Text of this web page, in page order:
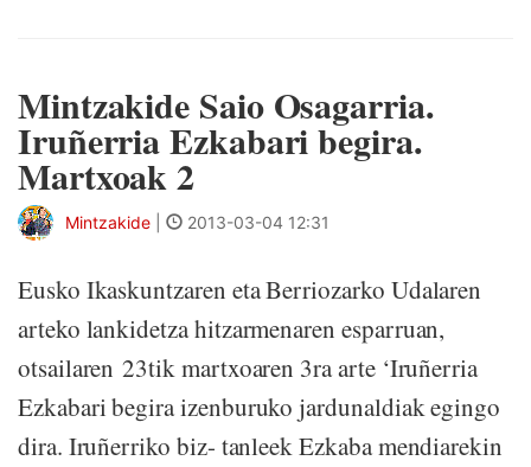
Mintzakide Saio Osagarria.
Iruñerria Ezkabari begira.
Martxoak 2
Mintzakide 2013-03-04 12:31
Eusko Ikaskuntzaren eta Berriozarko Udalaren
arteko lankidetza hitzarmenaren esparruan,
otsailaren 23tik martxoaren 3ra arte ‘Iruñerria
Ezkabari begira izenburuko jardunaldiak egingo
dira. Iruñerriko biz- tanleek Ezkaba mendiarekin